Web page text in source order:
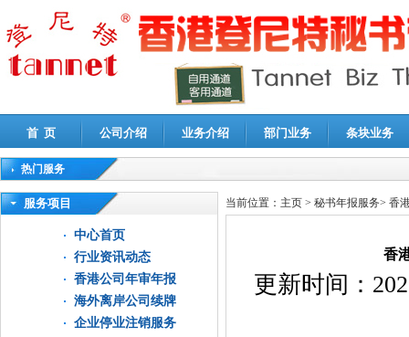
首 页 公司介绍 业务介绍 部门业务 条块业务
热门服务
高新技术企业认定审计|企业所得税汇算清缴申报鉴证
服务项目
中心首页
行业资讯动态
香港公司年审年报
海外离岸公司续牌
企业停业注销服务
当前位置： 主页 > 秘书年报服务> 香
香
更新时间：